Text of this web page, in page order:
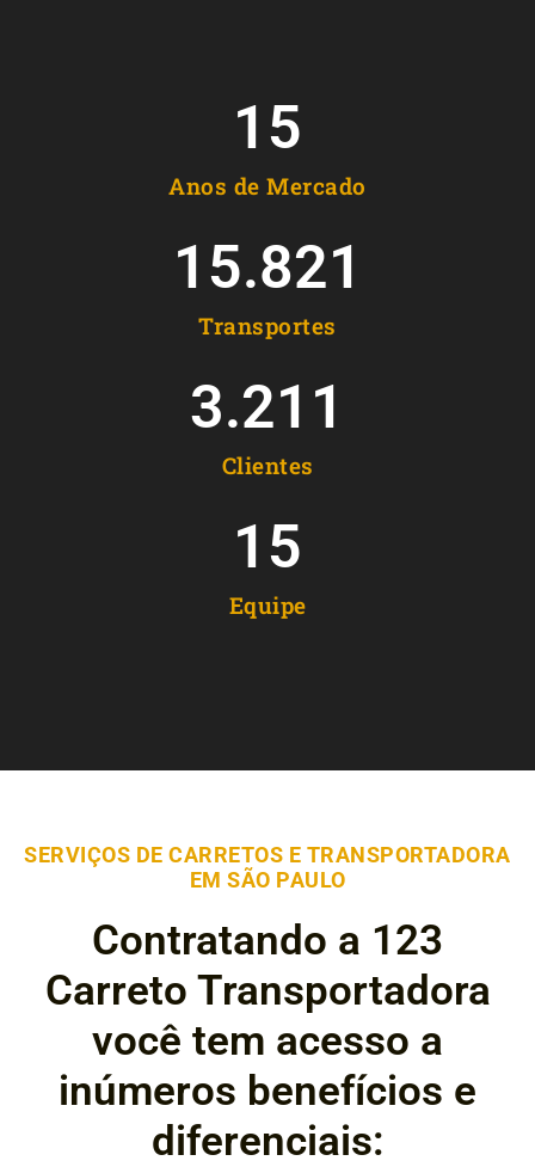
Anos de Mercado
15
Transportes
15.821
Clientes
3.211
Equipe
15
SERVIÇOS DE CARRETOS E TRANSPORTADORA
EM SÃO PAULO
Contratando a 123
Carreto Transportadora
você tem acesso a
inúmeros benefícios e
diferenciais: